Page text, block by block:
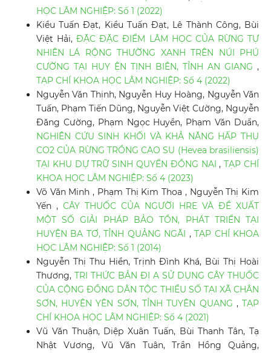
HỌC LÂM NGHIỆP: Số 1 (2022)
Kiều Tuấn Đạt, Kiều Tuấn Đạt, Lê Thành Công, Bùi
Việt Hải,ĐẶC ĐẶC ĐIỂM LÂM HỌC CỦA RỪNG TỰ
NHIÊN LÁ RỘNG THƯỜNG XANH TRÊN NÚI PHÚ
CƯỜNG TẠI HUY ỆN TỊNH BIÊN, TỈNH AN GIANG,
TẠP CHÍ KHOA HỌC LÂM NGHIỆP: Số 4 (2022)
Nguyễn Văn Thịnh, Nguyễn Huy Hoàng, Nguyễn Văn
Tuấn, Phạm Tiến Dũng, Nguyễn Việt Cường, Nguyễn
Đăng Cường, Phạm Ngọc Huyền, Phạm Văn Duẩn,
NGHIÊN CỨU SINH KHỐI VÀ KHẢ NĂNG HẤP THỤ
CO2 CỦA RỪNG TRỒNG CAO SU (Hevea brasiliensis)
TẠI KHU DỰ TRỮ SINH QUYỂN ĐỒNG NAI,TẠP CHÍ
KHOA HỌC LÂM NGHIỆP: Số 4 (2023)
Võ Văn Minh , Phạm Thị Kim Thoa , Nguyễn Thị Kim
Yến , CÂY THUỐC CỦA NGƯỜI HRE VÀ ĐỀ XUẤT
MỘT SỐ GIẢI PHÁP BẢO TỒN, PHÁT TRIỂN TẠI
HUYỆN BA TƠ, TỈNH QUẢNG NGÃI ,TẠP CHÍ KHOA
HỌC LÂM NGHIỆP: Số 1 (2014)
Nguyễn Thị Thu Hiền, Trịnh Đình Khá, Bùi Thị Hoài
Thương, TRI THỨC BẢN ĐỊ A SỬ DỤNG CÂY THUỐC
CỦA CỘNG ĐỒNG DÂN TỘC THIỂU SỐ TẠI XÃ CHÂN
SƠN, HUYỆN YÊN SƠN, TỈNH TUYÊN QUANG ,TẠP
CHÍ KHOA HỌC LÂM NGHIỆP: Số 4 (2021)
Vũ Văn Thuận, Diệp Xuân Tuấn, Bùi Thanh Tân, Tạ
Nhật Vương, Vũ Văn Tuân, Trần Hồng Quảng,